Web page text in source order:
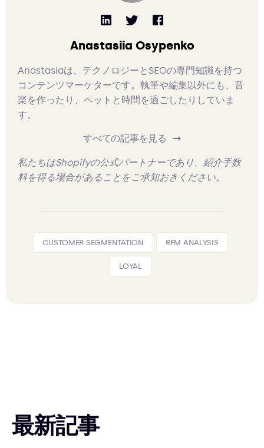
Anastasiia Osypenko
Anastasiaは、テクノロジーとSEOの専門知識を持つ
コンテンツマーケターです。執筆や編集以外にも、音
楽を作ったり、ペットと時間を過ごしたりしていま
す。
すべての記事を見る
私たちはShopifyの公式パートナーであり、紹介手数
料を得る場合があることをご承知おきください。
CUSTOMER SEGMENTATION RFM ANALYSIS
LOYAL
最新記事